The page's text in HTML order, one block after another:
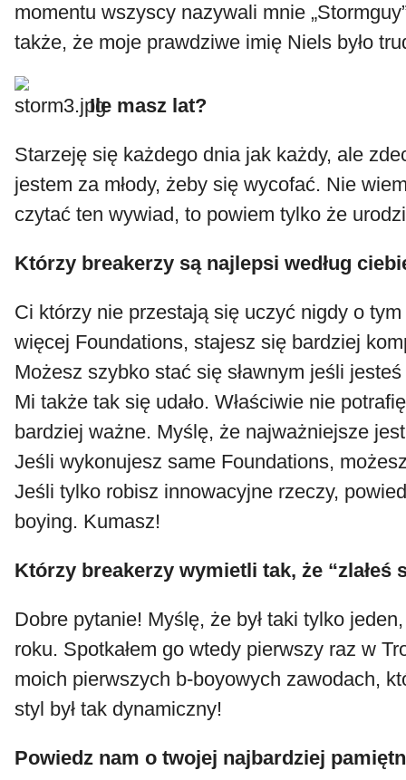
momentu wszyscy nazywali mnie
także, że moje prawdziwe imię Niels było
Ile masz lat?
Starzeję się każdego dnia jak każdy, ale
jestem za młody, żeby się wycofać. Nie
czytać ten wywiad, to powiem tylko że
Którzy breakerzy są najlepsi według
Ci którzy nie przestają się uczyć nigdy o
więcej Foundations, stajesz się bardziej
Możesz szybko stać się sławnym jeśli jesteś
Mi także tak się udało. Właściwie nie
bardziej ważne. Myślę, że najważniejsze
Jeśli wykonujesz same Foundations,
Jeśli tylko robisz innowacyjne rzeczy,
boying. Kumasz!
Którzy breakerzy wymietli tak, że “zlałeś
Dobre pytanie! Myślę, że był taki tylko
roku. Spotkałem go wtedy pierwszy raz w
moich pierwszych b-boyowych zawodach,
styl był tak dynamiczny!
Powiedz nam o twojej najbardziej